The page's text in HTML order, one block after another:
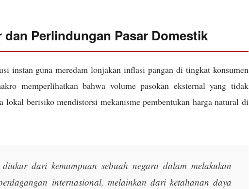
Perlindungan Pasar Domestik
instan guna meredam lonjakan inflasi pangan di tingkat konsumen
memperlihatkan bahwa volume pasokan eksternal yang tidak
lokal berisiko mendistorsi mekanisme pembentukan harga natural di
dari kemampuan sebuah negara dalam melakukan
internasional, melainkan dari ketahanan daya